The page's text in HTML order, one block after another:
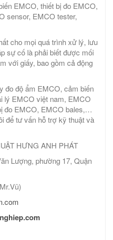
EMCO, thiết bị đo EMCO,
sensor, EMCO tester,
cho mọi quá trình xử lý, lưu
sự cố là phải biết được mối
với giấy, bao gồm cả động
đo độ ẩm EMCO, cảm biến
lý EMCO việt nam, EMCO
đo EMCO, EMCO bales,…
để tư vấn hỗ trợ kỹ thuật và
HƯNG ANH PHÁT
Lượng, phường 17, Quận